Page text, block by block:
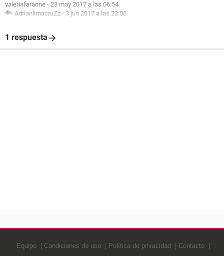
valeriafaraone - 23 may 2017 a las 06:54
AdrianlimacruZz - 3 jun 2017 a las 23:06
1 respuesta
Equipo Condiciones de uso Política de privacidad
Contacto